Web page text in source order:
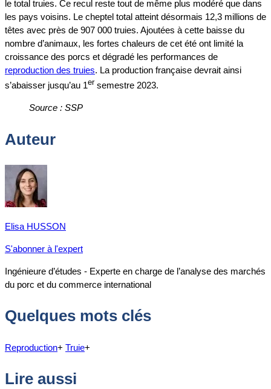
le total truies. Ce recul reste tout de même plus modéré que dans
les pays voisins. Le cheptel total atteint désormais 12,3 millions de
têtes avec près de 907 000 truies. Ajoutées à cette baisse du
nombre d’animaux, les fortes chaleurs de cet été ont limité la
croissance des porcs et dégradé les performances de
reproduction des truies. La production française devrait ainsi
s’abaisser jusqu’au 1er semestre 2023.
Source : SSP
Auteur
Elisa HUSSON
S'abonner à l'expert
Ingénieure d’études - Experte en charge de l’analyse des marchés
du porc et du commerce international
Quelques mots clés
Reproduction+ Truie+
Lire aussi